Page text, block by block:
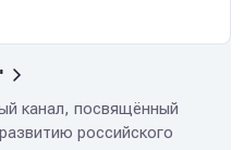
канал, посвящённый
российского